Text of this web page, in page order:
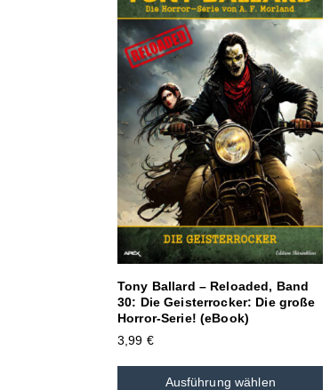
Tony Ballard – Reloaded, Band
30: Die Geisterrocker: Die große
Horror-Serie! (eBook)
3,99 €
Ausführung wählen